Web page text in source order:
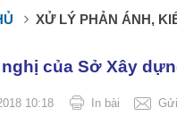
XỬ LÝ PHẢN ÁNH,
của Sở Xây
10:18 In bài